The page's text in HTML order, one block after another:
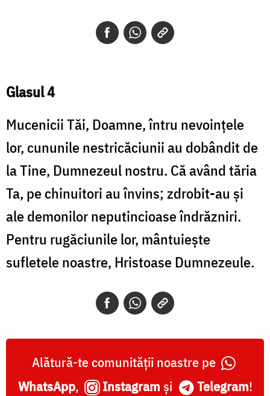
Glasul 4
Mucenicii Tăi, Doamne, întru nevoinţele
lor, cununile nestricăciunii au dobândit de
la Tine, Dumnezeul nostru. Că având tăria
Ta, pe chinuitori au învins; zdrobit-au şi
ale demonilor neputincioase îndrăzniri.
Pentru rugăciunile lor, mântuieşte
sufletele noastre, Hristoase Dumnezeule.
Alătură-te comunității noastre pe
WhatsApp, Instagram și Telegram!